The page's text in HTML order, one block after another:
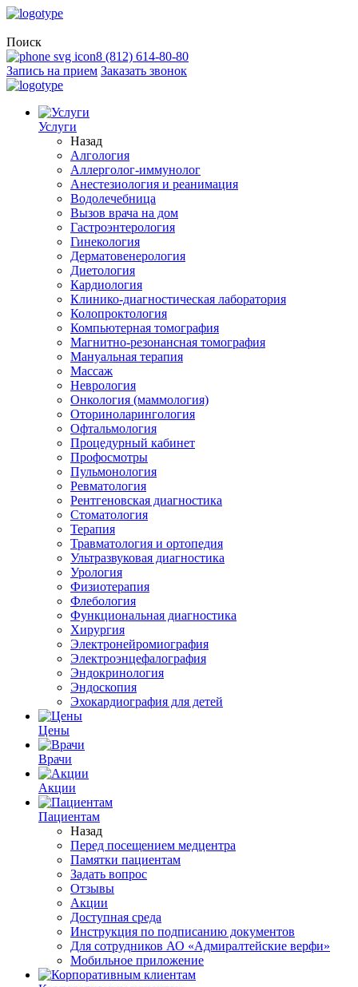
Поиск
8 (812) 614-80-80
Запись на прием Заказать звонок
Услуги
Назад
Алгология
Аллерголог-иммунолог
Анестезиология и реанимация
Водолечебница
Вызов врача на дом
Гастроэнтерология
Гинекология
Дерматовенерология
Диетология
Кардиология
Клинико-диагностическая лаборатория
Колопроктология
Компьютерная томография
Магнитно-резонансная томография
Мануальная терапия
Массаж
Неврология
Онкология (маммология)
Оториноларингология
Офтальмология
Процедурный кабинет
Профосмотры
Пульмонология
Ревматология
Рентгеновская диагностика
Стоматология
Терапия
Травматология и ортопедия
Ультразвуковая диагностика
Урология
Физиотерапия
Флебология
Функциональная диагностика
Хирургия
Электронейромиография
Электроэнцефалография
Эндокринология
Эндоскопия
Эхокардиография для детей
Цены
Врачи
Акции
Пациентам
Назад
Перед посещением медцентра
Памятки пациентам
Задать вопрос
Отзывы
Акции
Доступная среда
Инструкция по подписанию документов
Для сотрудников АО «Адмиралтейские верфи»
Мобильное приложение